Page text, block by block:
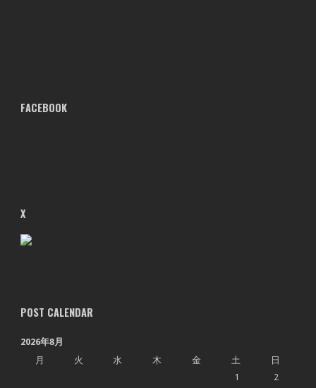
FACEBOOK
X
POST CALENDAR
2026年8月
月
火 水 木 金 土
日
1
2